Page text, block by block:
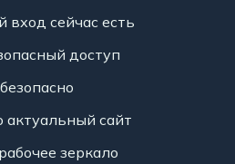
вход сейчас есть
доступ
актуальный сайт
зеркало